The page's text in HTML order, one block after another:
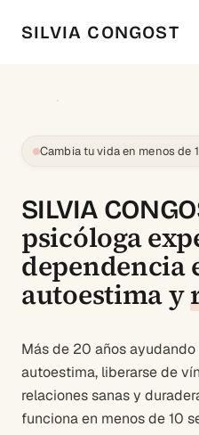
SILVIA CONGOST
Cambia tu vida en menos de
SILVIA
psicóloga
dependencia
autoestimay
Más de 20 años
autoestima, liberarse de
relaciones sanas y
funciona en menos de 10